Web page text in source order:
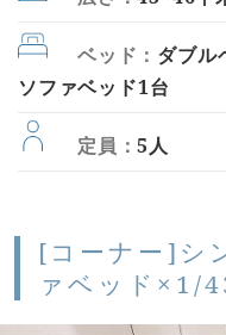
ベッド： ダブル
ソファベッド1台
定員：5人
[コーナー]シ
ァベッド×1/